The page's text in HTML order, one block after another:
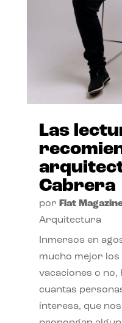
Las
Cabrera
por Flat
Arquitectura
Inmersos en
mucho mejor los
vacaciones o no,
cuantas
interesa, que